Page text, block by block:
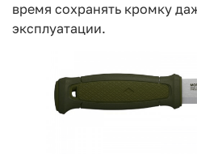
время сохранять кромку
эксплуатации.